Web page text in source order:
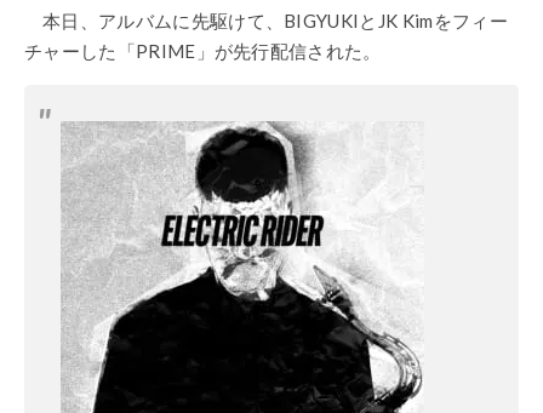
本日、アルバムに先駆けて、BIGYUKIとJK Kimをフィー
チャーした「PRIME」が先行配信された。